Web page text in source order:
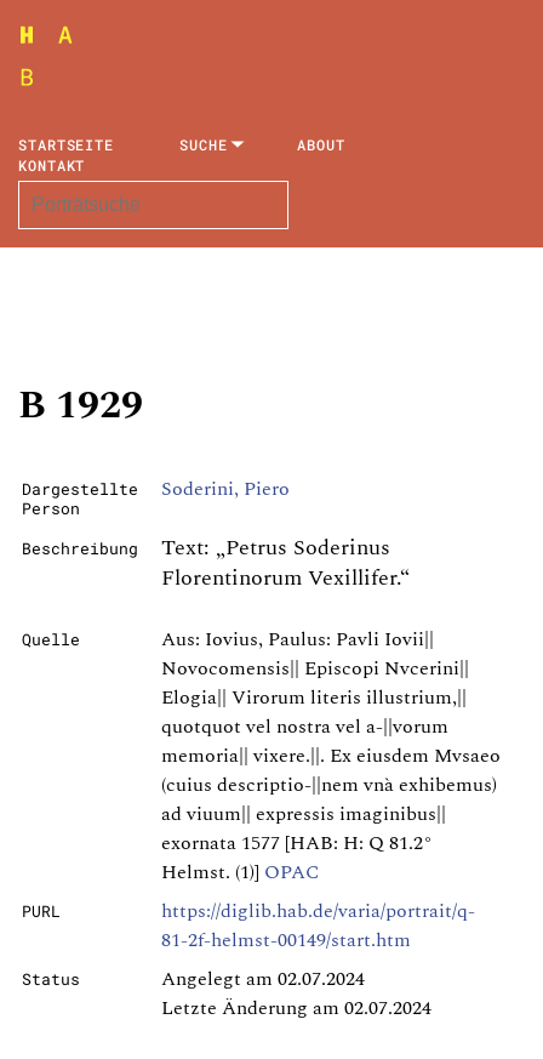
STARTSEITE SUCHE
ABOUT
KONTAKT
B 1929
Dargestellte
Person
Soderini, Piero
Beschreibung
Text: „Petrus Soderinus
Florentinorum Vexillifer.“
Quelle
Aus: Iovius, Paulus: Pavli Iovii||
Novocomensis|| Episcopi Nvcerini||
Elogia|| Virorum literis illustrium,||
quotquot vel nostra vel a-||vorum
memoria|| vixere.||. Ex eiusdem Mvsaeo
(cuius descriptio-||nem vnà exhibemus)
ad viuum|| expressis imaginibus||
exornata 1577 [HAB: H: Q 81.2°
Helmst. (1)] OPAC
PURL
https://diglib.hab.de/varia/portrait/q-
81-2f-helmst-00149/start.htm
Status
Angelegt am 02.07.2024
Letzte Änderung am 02.07.2024